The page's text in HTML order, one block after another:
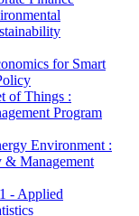
for Smart
of Things :
Program
Environment :
& Management
- Applied